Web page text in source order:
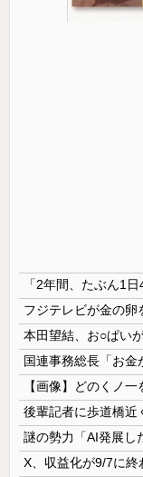
本田望結、お○ぱい
【画像】どのくノ
X、収益化が9/7に終